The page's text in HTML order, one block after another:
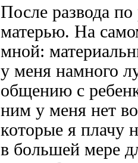
После развода
матерью. На
мной:
у меня намного
общению с
ним у меня нет
которые я плачу
в большей мере